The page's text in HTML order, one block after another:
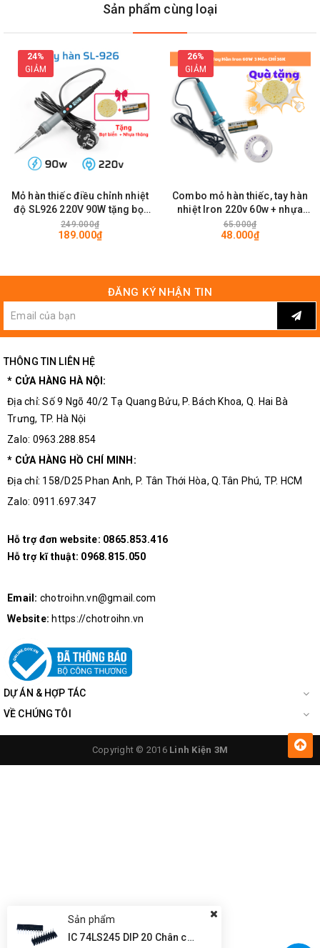
Sản phẩm cùng loại
24%
GIẢM
Mỏ hàn thiếc điều chỉnh nhiệt
độ SL926 220V 90W tặng bọt
biển, nhựa thông hàn linh kiện
điện tử
249.000₫
189.000₫
26%
GIẢM
Combo mỏ hàn thiếc, tay hàn
nhiệt Iron 220v 60w + nhựa
thông + thiếc Solder (tặng
kèm bọt biển) hàn linh kiện
65.000₫
48.000₫
ĐĂNG KÝ NHẬN TIN
THÔNG TIN LIÊN HỆ
* CỬA HÀNG HÀ NỘI:
Địa chỉ: Số 9 Ngõ 40/2 Tạ Quang Bửu, P. Bách Khoa, Q. Hai Bà
Trưng, TP. Hà Nội
Zalo: 0963.288.854
* CỬA HÀNG HỒ CHÍ MINH:
Địa chỉ: 158/D25 Phan Anh, P. Tân Thới Hòa, Q.Tân Phú, TP. HCM
Zalo: 0911.697.347
Hỗ trợ đơn website: 0865.853.416
Hỗ trợ kĩ thuật: 0968.815.050
Email: chotroihn.vn@gmail.com
Website: https://chotroihn.vn
DỰ ÁN & HỢP TÁC
VỀ CHÚNG TÔI
Copyright © 2016 Linh Kiện 3M
Sản phẩm
IC 74LS245 DIP 20 Chân cắm